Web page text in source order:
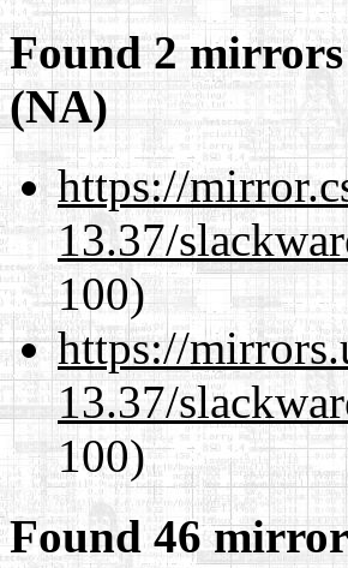
Found 2
(NA)
https://
13.37/
100)
https://
13.37/
100)
Found 46